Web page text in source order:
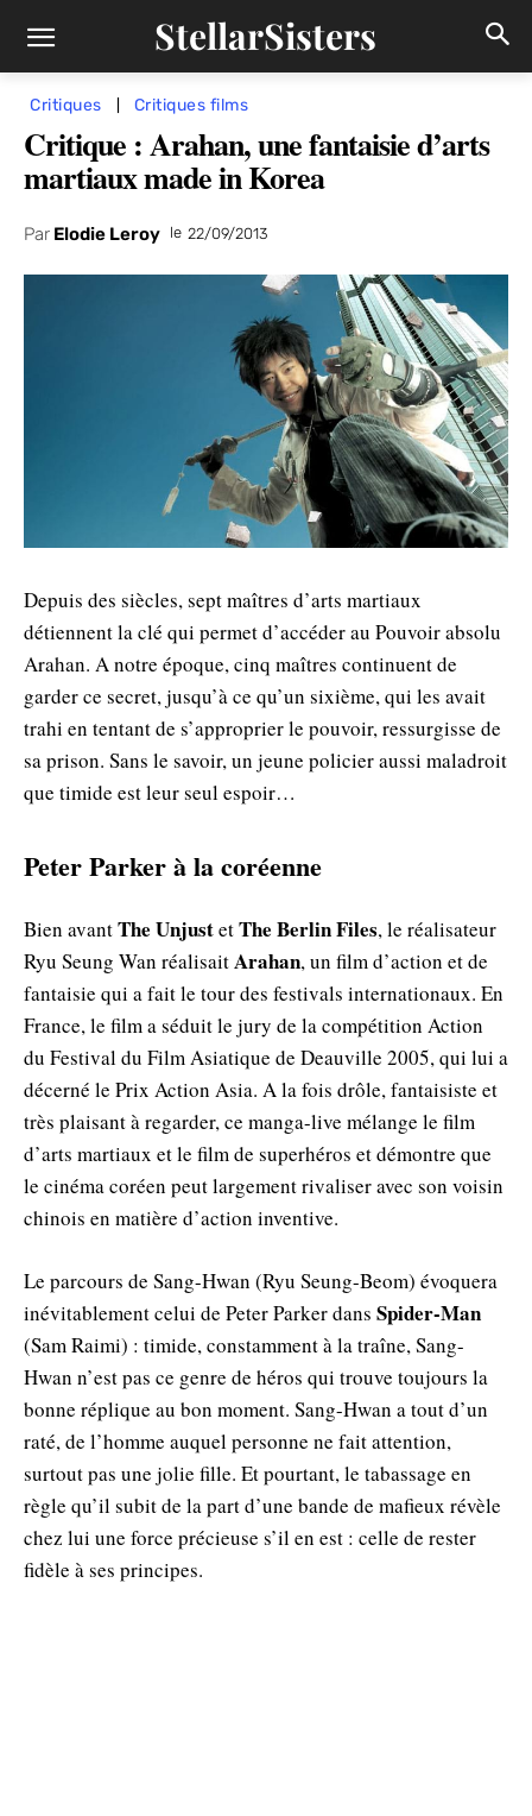
StellarSisters
Critiques Critiques films
Critique : Arahan, une fantaisie d’arts
martiaux made in Korea
Par Elodie Leroy le 22/09/2013
Depuis des siècles, sept maîtres d’arts martiaux
détiennent la clé qui permet d’accéder au Pouvoir absolu
Arahan. A notre époque, cinq maîtres continuent de
garder ce secret, jusqu’à ce qu’un sixième, qui les avait
trahi en tentant de s’approprier le pouvoir, ressurgisse de
sa prison. Sans le savoir, un jeune policier aussi maladroit
que timide est leur seul espoir…
Peter Parker à la coréenne
Bien avantThe UnjustetThe Berlin Files, le réalisateur
Ryu Seung Wan réalisaitArahan, un film d’action et de
fantaisie qui a fait le tour des festivals internationaux. En
France, le film a séduit le jury de la compétition Action
du Festival du Film Asiatique de Deauville 2005, qui lui a
décerné le Prix Action Asia. A la fois drôle, fantaisiste et
très plaisant à regarder, ce manga-live mélange le film
d’arts martiaux et le film de superhéros et démontre que
le cinéma coréen peut largement rivaliser avec son voisin
chinois en matière d’action inventive.
Le parcours de Sang-Hwan (Ryu Seung-Beom) évoquera
inévitablement celui de Peter Parker dans Spider-Man
(Sam Raimi) : timide, constamment à la traîne, Sang-
Hwan n’est pas ce genre de héros qui trouve toujours la
bonne réplique au bon moment. Sang-Hwan a tout d’un
raté, de l’homme auquel personne ne fait attention,
surtout pas une jolie fille. Et pourtant, le tabassage en
règle qu’il subit de la part d’une bande de mafieux révèle
chez lui une force précieuse s’il en est : celle de rester
fidèle à ses principes.